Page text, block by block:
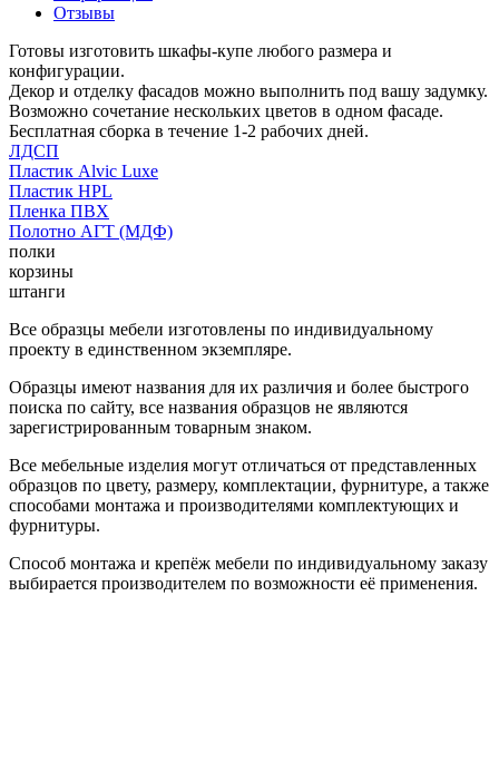
Отзывы
Готовы изготовить шкафы-купе любого размера и
конфигурации.
Декор и отделку фасадов можно выполнить под вашу задумку.
Возможно сочетание нескольких цветов в одном фасаде.
Бесплатная сборка в течение 1-2 рабочих дней.
ЛДСП
Пластик Alvic Luxe
Пластик HPL
Пленка ПВХ
Полотно АГТ (МДФ)
полки
корзины
штанги
Все образцы мебели изготовлены по индивидуальному
проекту в единственном экземпляре.
Образцы имеют названия для их различия и более быстрого
поиска по сайту, все названия образцов не являются
зарегистрированным товарным знаком.
Все мебельные изделия могут отличаться от представленных
образцов по цвету, размеру, комплектации, фурнитуре, а также
способами монтажа и производителями комплектующих и
фурнитуры.
Способ монтажа и крепёж мебели по индивидуальному заказу
выбирается производителем по возможности её применения.